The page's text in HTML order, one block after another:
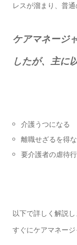
レスが溜まり、普
ケアマネージ
したが、主に
介護うつになる
離職せざるを得
要介護者の虐待
以下で詳しく解説
すぐにケアマネージ